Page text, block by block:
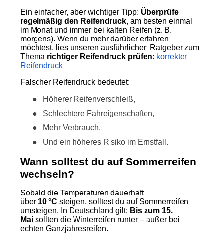
Ein einfacher, aber wichtiger Tipp: Überprüfe
regelmäßig den Reifendruck, am besten einmal
im Monat und immer bei kalten Reifen (z. B.
morgens). Wenn du mehr darüber erfahren
möchtest, lies unseren ausführlichen Ratgeber zum
Thema richtiger Reifendruck prüfen: korrekter
Reifendruck
Falscher Reifendruck bedeutet:
●
Höherer Reifenverschleiß,
●
Schlechtere Fahreigenschaften,
●
Mehr Verbrauch,
●
Und ein höheres Risiko im Ernstfall.
Wann solltest du auf Sommerreifen
wechseln?
Sobald die Temperaturen dauerhaft
über 10 °C steigen, solltest du auf Sommerreifen
umsteigen. In Deutschland gilt: Bis zum 15.
Maisollten die Winterreifen runter – außer bei
echten Ganzjahresreifen.